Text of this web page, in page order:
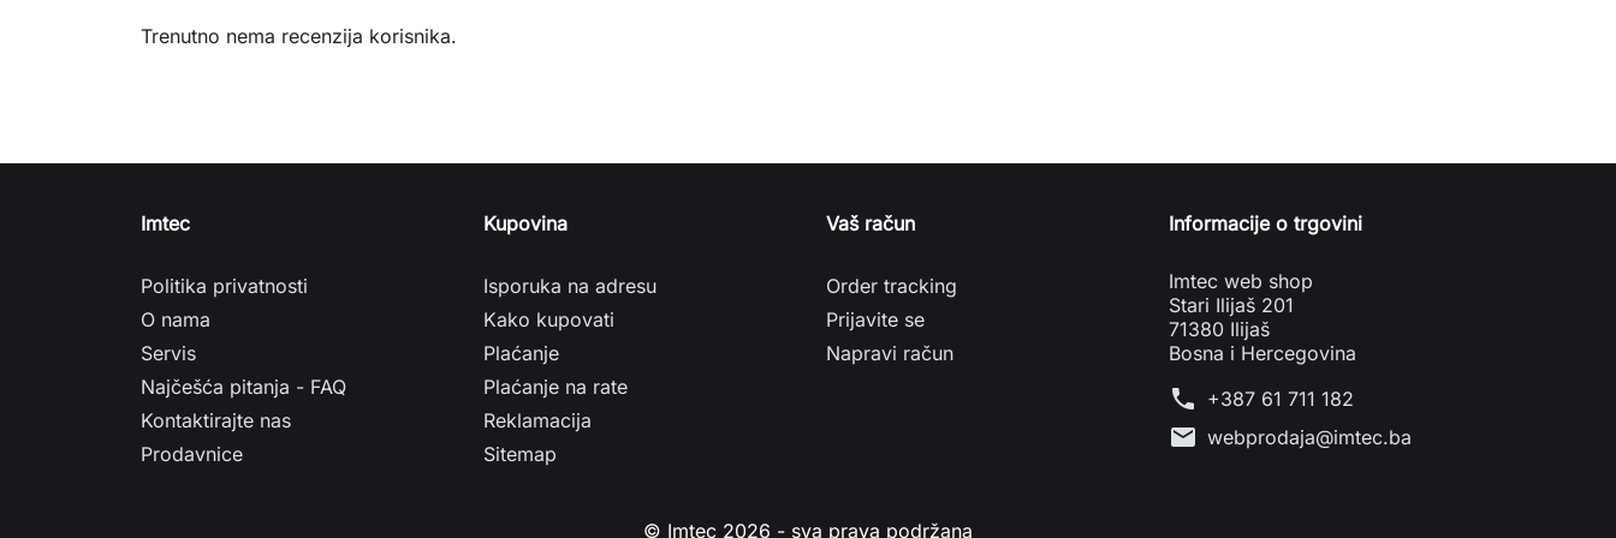
Trenutno nema recenzija korisnika.
Imtec
Politika privatnosti
O nama
Servis
Najčešća pitanja - FAQ
Kontaktirajte nas
Prodavnice
Kupovina
Isporuka na adresu
Kako kupovati
Plaćanje
Plaćanje na rate
Reklamacija
Sitemap
Vaš račun
Order tracking
Prijavite se
Napravi račun
Informacije o trgovini
Imtec web shop
Stari Ilijaš 201
71380 Ilijaš
Bosna i Hercegovina
phone +387 61 711 182
mail webprodaja@imtec.ba
© Imtec 2026 - sva prava podržana